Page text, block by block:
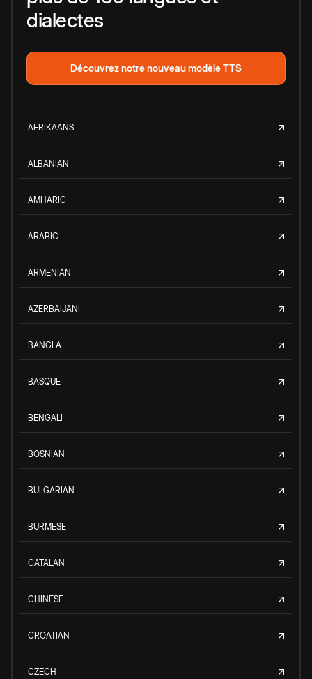
dialectes
Découvrez notre nouveau modèle TTS
AFRIKAANS
ALBANIAN
AMHARIC
ARABIC
ARMENIAN
AZERBAIJANI
BANGLA
BASQUE
BENGALI
BOSNIAN
BULGARIAN
BURMESE
CATALAN
CHINESE
CROATIAN
CZECH